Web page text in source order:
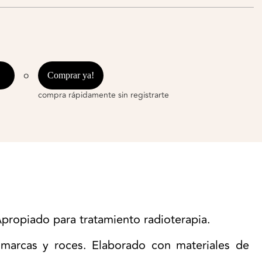
o Comprar ya!
compra rápidamente sin registrarte
para tratamiento radioterapia.
y roces. Elaborado con materiales de